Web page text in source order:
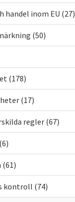
handel inom EU (27)
(50)
(178)
(17)
regler (67)
kontroll (74)